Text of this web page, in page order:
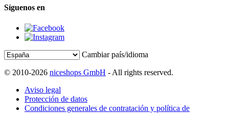
Síguenos en
Cambiar país/idioma
© 2010-2026 niceshops GmbH - All rights reserved.
Aviso legal
Protección de datos
Condiciones generales de contratación y política de